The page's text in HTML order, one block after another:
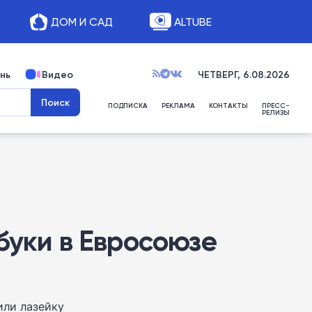
ДОМ И САД ALTUBE
Видео ЧЕТВЕРГ, 6.08.2026
ПОДПИСКА РЕКЛАМА КОНТАКТЫ ПРЕСС-
РЕЛИЗЫ
в Евросоюзе
лазейку